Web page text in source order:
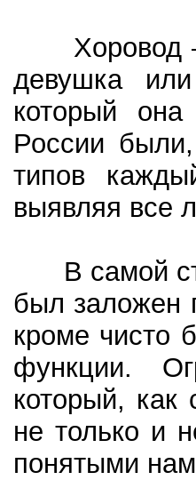
Хоровод —
девушка
который
России
типов
выявляя все
В самой
был заложен
кроме чисто
функции.
который,
не только и
понятыми